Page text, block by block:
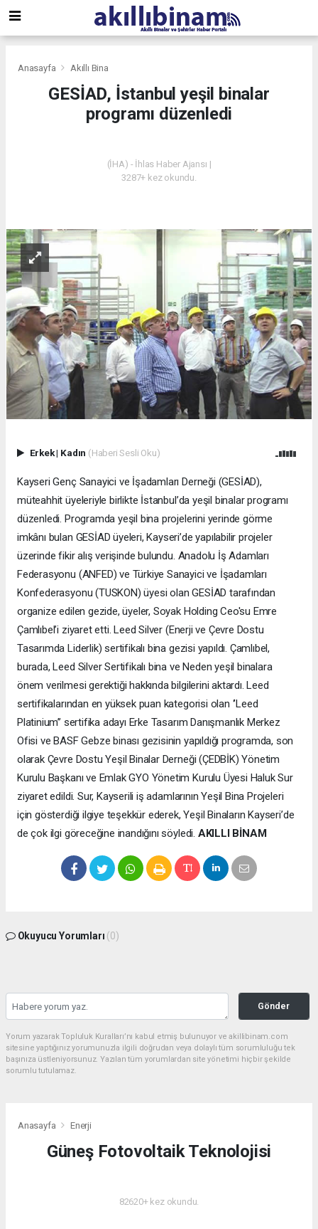
Anasayfa Akıllı Bina
GESİAD, İstanbul yeşil binalar
programı düzenledi
(İHA) - İhlas Haber Ajansı |
3287+ kez okundu.
Erkek| Kadın (Haberi Sesli Oku)
Kayseri Genç Sanayici ve İşadamları Derneği (GESİAD),
müteahhit üyeleriyle birlikte İstanbul’da yeşil binalar programı
düzenledi. Programda yeşil bina projelerini yerinde görme
imkânı bulan GESİAD üyeleri, Kayseri’de yapılabilir projeler
üzerinde fikir alış verişinde bulundu. Anadolu İş Adamları
Federasyonu (ANFED) ve Türkiye Sanayici ve İşadamları
Konfederasyonu (TUSKON) üyesi olan GESİAD tarafından
organize edilen gezide, üyeler, Soyak Holding Ceo'su Emre
Çamlıbel’i ziyaret etti. Leed Silver (Enerji ve Çevre Dostu
Tasarımda Liderlik) sertifikalı bina gezisi yapıldı. Çamlıbel,
burada, Leed Silver Sertifikalı bina ve Neden yeşil binalara
önem verilmesi gerektiği hakkında bilgilerini aktardı. Leed
sertifikalarından en yüksek puan kategorisi olan ‘’Leed
Platinium’’ sertifika adayı Erke Tasarım Danışmanlık Merkez
Ofisi ve BASF Gebze binası gezisinin yapıldığı programda, son
olarak Çevre Dostu Yeşil Binalar Derneği (ÇEDBİK) Yönetim
Kurulu Başkanı ve Emlak GYO Yönetim Kurulu Üyesi Haluk Sur
ziyaret edildi. Sur, Kayserili iş adamlarının Yeşil Bina Projeleri
için gösterdiği ilgiye teşekkür ederek, Yeşil Binaların Kayseri’de
de çok ilgi göreceğine inandığını söyledi. AKILLI BİNAM
Okuyucu Yorumları (0)
Gönder
Yorum yazarak Topluluk Kuralları’nı kabul etmiş bulunuyor ve akillibinam.com
sitesine yaptığınız yorumunuzla ilgili doğrudan veya dolaylı tüm sorumluluğu tek
başınıza üstleniyorsunuz. Yazılan tüm yorumlardan site yönetimi hiçbir şekilde
sorumlu tutulamaz.
Anasayfa Enerji
Güneş Fotovoltaik Teknolojisi
82620+ kez okundu.